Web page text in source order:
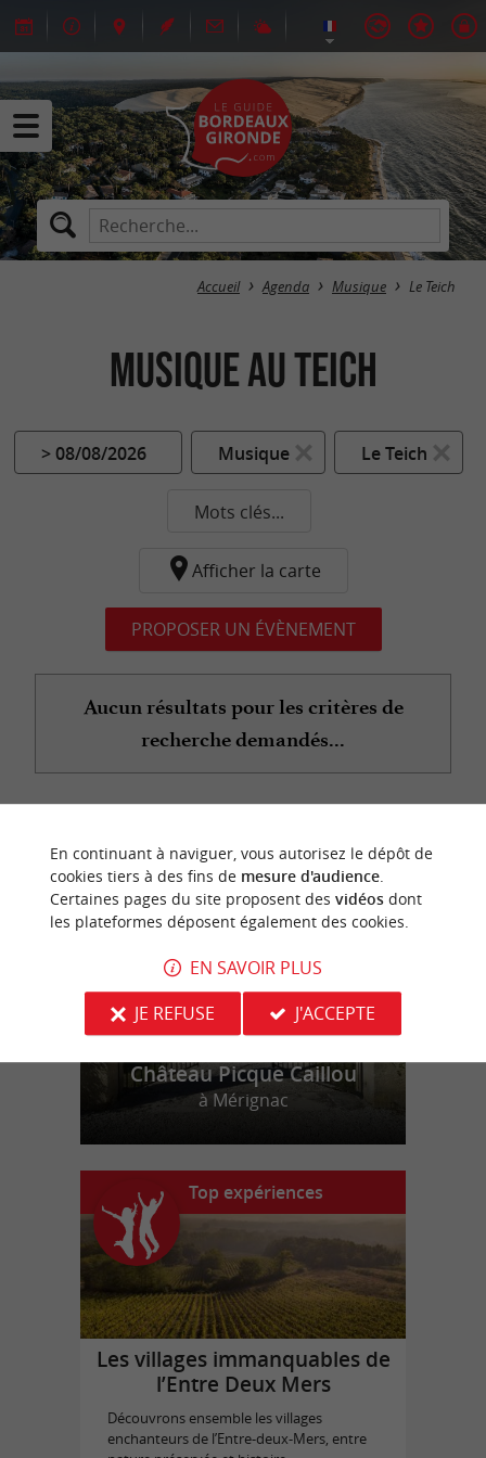
Accueil Agenda Musique Le Teich
Musique au Teich
> 08/08/2026 Musique Le Teich
Mots clés...
Afficher la carte
PROPOSER UN ÉVÈNEMENT
Aucun résultats pour les critères de
recherche demandés...
n
o
t
r
e
c
o
u
p
d
e
c
o
e
u
r
Château Picque Caillou
à Mérignac
Top expériences
Les villages immanquables de
l’Entre Deux Mers
Découvrons ensemble les villages
enchanteurs de l’Entre-deux-Mers, entre
En continuant à naviguer, vous autorisez le dépôt de
cookies tiers à des fins de mesure d'audience.
Certaines pages du site proposent des vidéosdont
les plateformes déposent également des cookies.
EN SAVOIR PLUS
JE REFUSE
J'ACCEPTE